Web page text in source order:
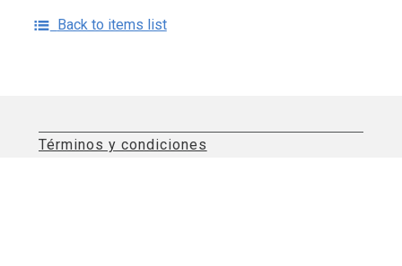
Back to items list
Términos y condiciones